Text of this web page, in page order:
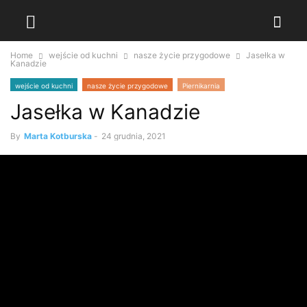
Home wejście od kuchni nasze życie przygodowe
Jasełka w
Kanadzie
wejście od kuchni nasze życie przygodowe Piernikarnia
Jasełka w Kanadzie
By Marta Kotburska - 24 grudnia, 2021